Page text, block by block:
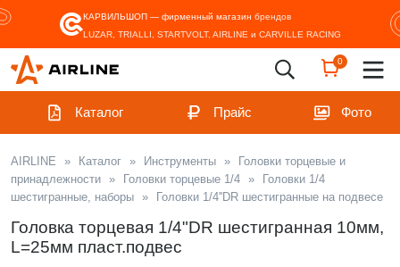
КАРВИЛЬШОП — фирменный магазин брендов
LUZAR, TRIALLI, STARTVOLT, AIRLINE и CARVILLE RACING
0
Каталог Прайс Фото
AIRLINE » Каталог » Инструменты »
Головки торцевые и
принадлежности » Головки торцевые 1/4 »
Головки 1/4
шестигранные, наборы » Головки 1/4''DR шестигранные на подвесе
Головка торцевая 1/4"DR шестигранная 10мм,
L=25мм пласт.подвес